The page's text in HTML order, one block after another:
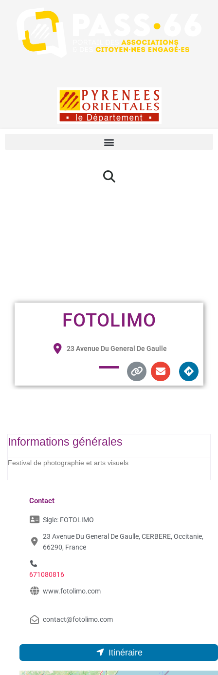
FOTOLIMO
23 Avenue Du General De Gaulle
Informations générales
Festival de photographie et arts visuels
Contact
Sigle: FOTOLIMO
23 Avenue Du General De Gaulle, CERBERE, Occitanie,
66290, France
671080816
www.fotolimo.com
contact@fotolimo.com
Itinéraire